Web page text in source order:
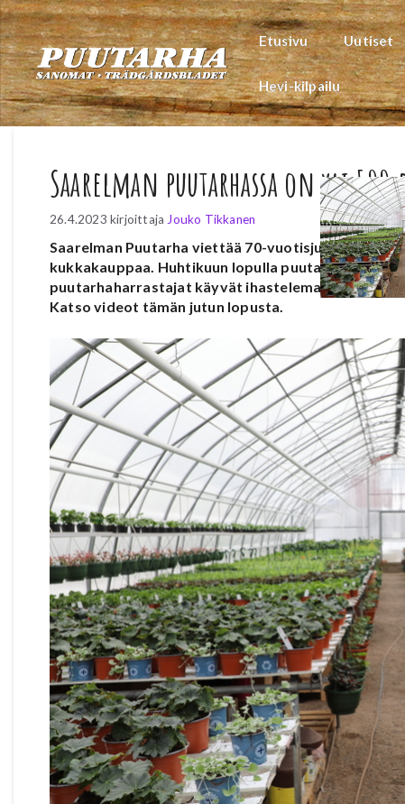
Siirry
sisältöön
Etusivu Uutiset
Hevi-kilpailu
Saarelman puutarhassa on yli
26.4.2023 kirjoittaja Jouko Tikkanen
Saarelman Puutarha viettää 70-vuotisjuhlaa.
kukkakauppaa. Huhtikuun lopulla puutarha avaa
puutarhaharrastajat käyvät ihastelemassa.Lue
Katso videot tämän jutun lopusta.